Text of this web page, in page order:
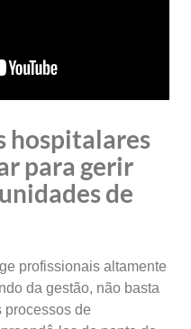
hospitalares
para gerir
de
profissionais altamente
da gestão, não basta
processos de